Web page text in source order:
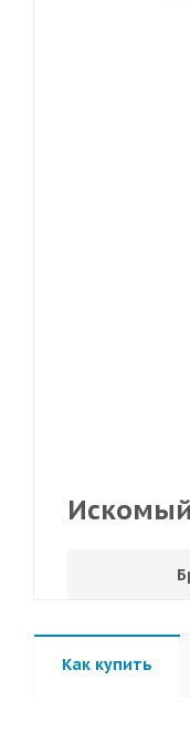
Как купить